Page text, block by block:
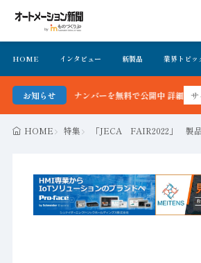
HOME インタビュー 新製品 業界トピッ
お知らせ
ーを無料で公開中 詳細はこちら
HOME 特集 「JECA FAIR2022」 製品